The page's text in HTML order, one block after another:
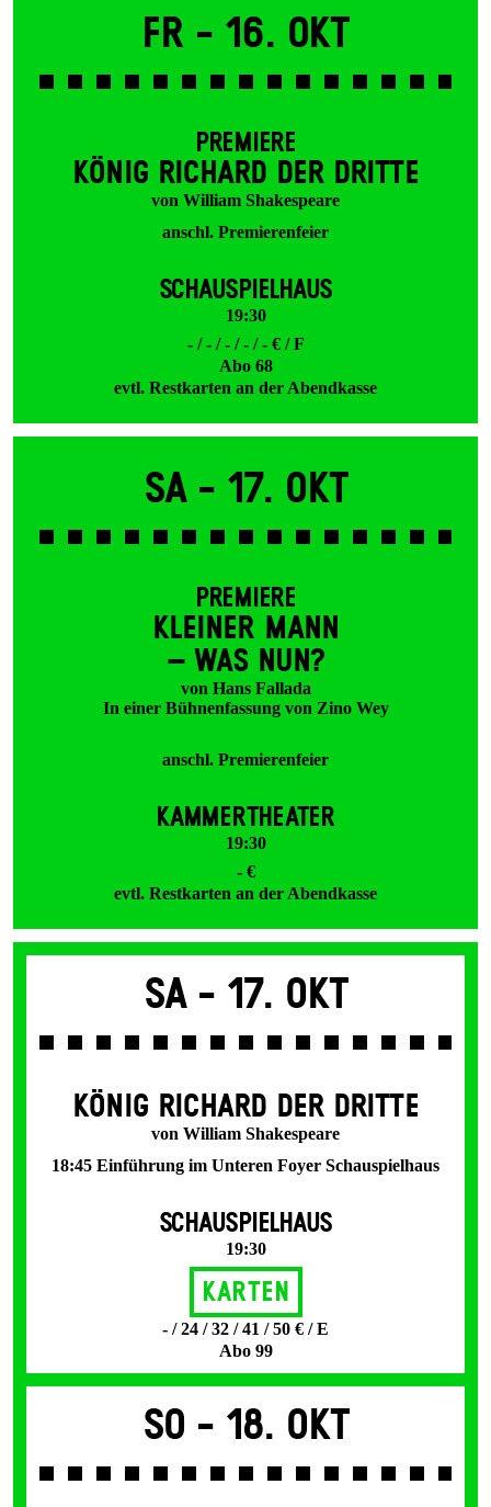
Fr - 16. Okt
PREMIERE
KÖNIG RICHARD DER DRITTE
von William Shakespeare
anschl. Premierenfeier
SCHAUSPIELHAUS
19:30
- / - / - / - / - € / F
Abo 68
evtl. Restkarten an der Abendkasse
Sa - 17. Okt
PREMIERE
KLEINER MANN
– WAS NUN?
von Hans Fallada
In einer Bühnenfassung von Zino Wey
anschl. Premierenfeier
KAMMERTHEATER
19:30
- €
evtl. Restkarten an der Abendkasse
Sa - 17. Okt
KÖNIG RICHARD DER DRITTE
von William Shakespeare
18:45 Einführung im Unteren Foyer Schauspielhaus
SCHAUSPIELHAUS
19:30
Karten
- / 24 / 32 / 41 / 50 € / E
Abo 99
So - 18. Okt